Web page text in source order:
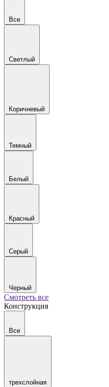
Все
Светлый
Коричневый
Темный
Белый
Красный
Серый
Черный
Смотреть все
Конструкция
Все
трехслойная